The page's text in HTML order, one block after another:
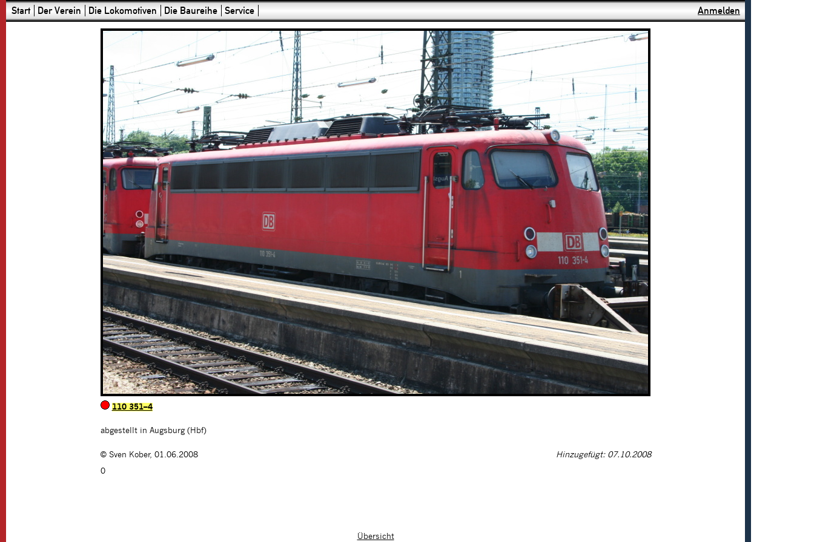
Start Der Verein Die Lokomotiven Die Baureihe Service Anmelden
110 351–4
abgestellt in Augsburg (Hbf)
© Sven Kober, 01.06.2008
Hinzugefügt: 07.10.2008
0
Übersicht